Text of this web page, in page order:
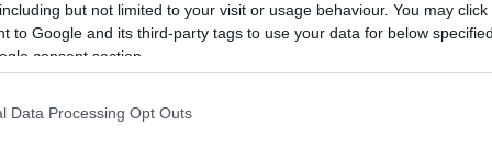
but not limited to your visit or usage behaviour. You may
to Google and its third-party tags to use your data for below
consent section.
Data Processing Opt Outs
komment
orbán viktor támogatás adatkezelés adományok márki-